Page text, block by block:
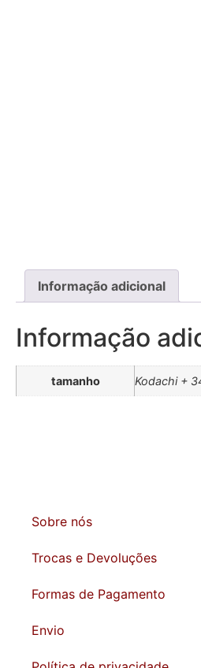
Informação adicional
Informação
tamanho Kodachi +
Sobre nós
Trocas e Devoluções
Formas de Pagamento
Envio